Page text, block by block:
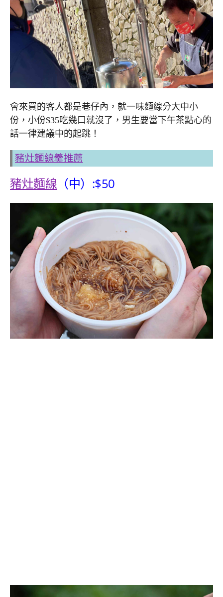
會來買的客人都是巷仔內，就一味麵線分大中小
份，小份$35吃幾口就沒了，男生要當下午茶點心的
話一律建議中的起跳！
豬灶麵線羹推薦
豬灶麵線 （中）:$50